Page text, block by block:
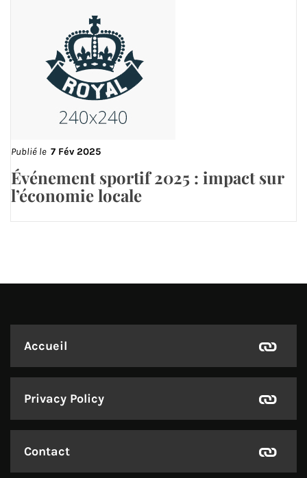
Publié le 7 Fév 2025
Événement sportif 2025 : impact sur
l’économie locale
Accueil
Privacy Policy
Contact